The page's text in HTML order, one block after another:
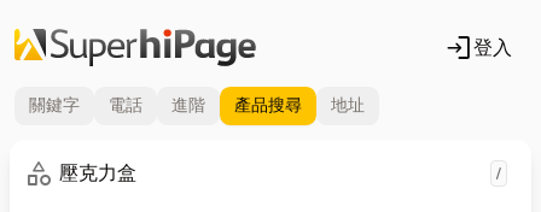
login登入
關鍵字 電話 進階 產品搜尋 地址
category
關鍵字 /